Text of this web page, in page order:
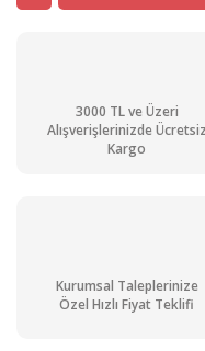
3000 TL ve Üzeri
Alışverişlerinizde Ücretsiz
Kargo
Kurumsal Taleplerinize
Özel Hızlı Fiyat Teklifi